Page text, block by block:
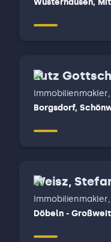
Wusterhausen,
Lutz
Immobilienmakler,
Borgsdorf,
Weisz,
Immobilienmakler,
Döbeln -